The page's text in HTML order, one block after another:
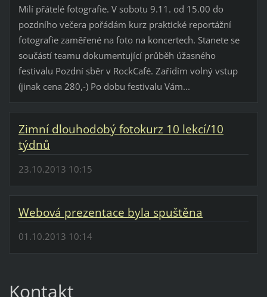
Milí přátelé fotografie. V sobotu 9.11. od 15.00 do
pozdního večera pořádám kurz praktické reportážní
fotografie zaměřené na foto na koncertech. Stanete se
součástí teamu dokumentující průběh úžasného
festivalu Pozdní sběr v RockCafé. Zařídím volný vstup
(jinak cena 280,-) Po dobu festivalu Vám...
Zimní dlouhodobý fotokurz 10 lekcí/10
týdnů
23.10.2013 10:15
Webová prezentace byla spuštěna
01.10.2013 10:14
Kontakt